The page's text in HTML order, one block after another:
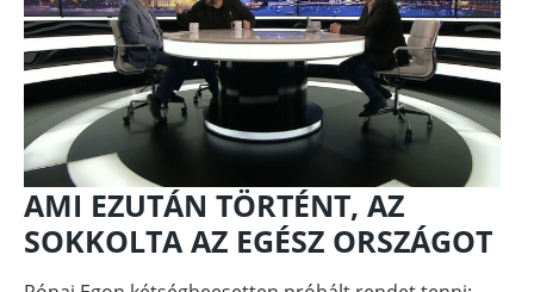
AMI EZUTÁN TÖRTÉNT, AZ
SOKKOLTA AZ EGÉSZ ORSZÁGOT